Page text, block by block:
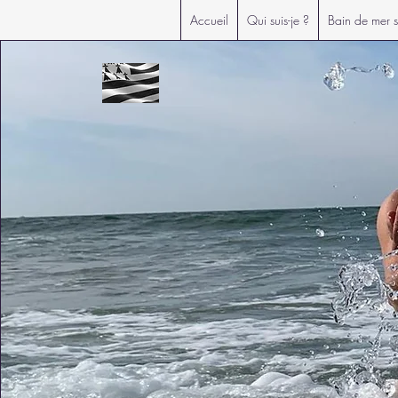
Accueil Qui suis-je ? Bain de mer